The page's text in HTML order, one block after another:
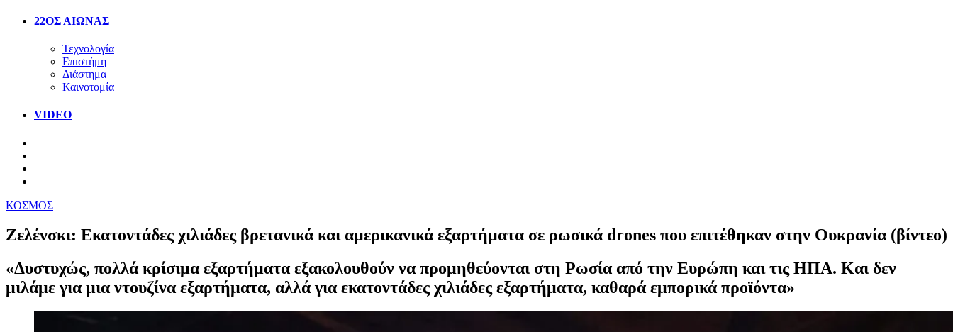
22ΟΣ ΑΙΩΝΑΣ
Τεχνολογία
Επιστήμη
Διάστημα
Καινοτομία
VIDEO
ΚΟΣΜΟΣ
Ζελένσκι: Εκατοντάδες χιλιάδες βρετανικά και αμερικανικά εξαρτήματα σε ρωσικά drones που επιτέθηκαν στην Ουκρανία (βίντεο)
«Δυστυχώς, πολλά κρίσιμα εξαρτήματα εξακολουθούν να προμηθεύονται στη Ρωσία από την Ευρώπη και τις ΗΠΑ. Και δεν
μιλάμε για μια ντουζίνα εξαρτήματα, αλλά για εκατοντάδες χιλιάδες εξαρτήματα, καθαρά εμπορικά προϊόντα»